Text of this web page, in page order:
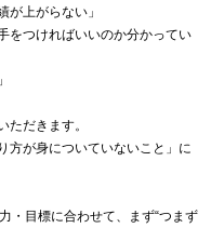
が上がらない」
をつければいいのか分かってい
ただきます。
方が身についていないこと」に
・目標に合わせて、まず“つまず